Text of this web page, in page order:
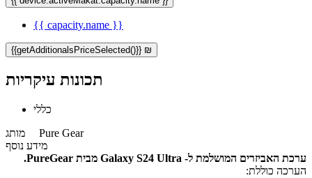
{{ capacity.name }}
{{getAdditionalsPriceSelected()}} ₪
תכונות עיקריות
כללי
מותג Pure Gear
מידע נוסף
ערכת האביזרים המושלמת ל- Galaxy S24 Ultra מבית PureGear.
הערכה כוללת: